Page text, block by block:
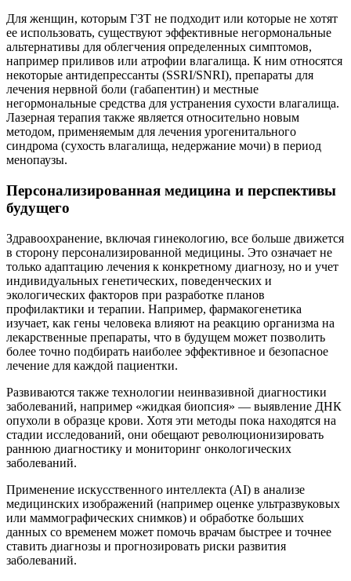
Для женщин, которым ГЗТ не подходит или которые не хотят
ее использовать, существуют эффективные негормональные
альтернативы для облегчения определенных симптомов,
например приливов или атрофии влагалища. К ним относятся
некоторые антидепрессанты (SSRI/SNRI), препараты для
лечения нервной боли (габапентин) и местные
негормональные средства для устранения сухости влагалища.
Лазерная терапия также является относительно новым
методом, применяемым для лечения урогенитального
синдрома (сухость влагалища, недержание мочи) в период
менопаузы.
Персонализированная медицина и перспективы
будущего
Здравоохранение, включая гинекологию, все больше движется
в сторону персонализированной медицины. Это означает не
только адаптацию лечения к конкретному диагнозу, но и учет
индивидуальных генетических, поведенческих и
экологических факторов при разработке планов
профилактики и терапии. Например, фармакогенетика
изучает, как гены человека влияют на реакцию организма на
лекарственные препараты, что в будущем может позволить
более точно подбирать наиболее эффективное и безопасное
лечение для каждой пациентки.
Развиваются также технологии неинвазивной диагностики
заболеваний, например «жидкая биопсия» — выявление ДНК
опухоли в образце крови. Хотя эти методы пока находятся на
стадии исследований, они обещают революционизировать
раннюю диагностику и мониторинг онкологических
заболеваний.
Применение искусственного интеллекта (AI) в анализе
медицинских изображений (например оценке ультразвуковых
или маммографических снимков) и обработке больших
данных со временем может помочь врачам быстрее и точнее
ставить диагнозы и прогнозировать риски развития
заболеваний.